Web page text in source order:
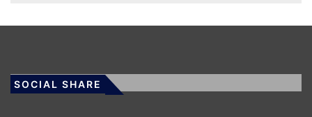
SOCIAL SHARE